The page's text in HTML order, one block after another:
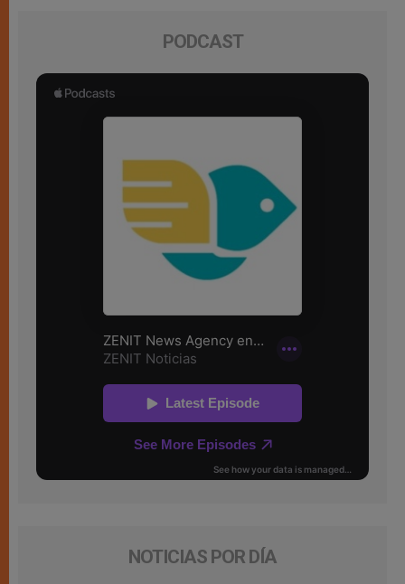
PODCAST
NOTICIAS POR DÍA